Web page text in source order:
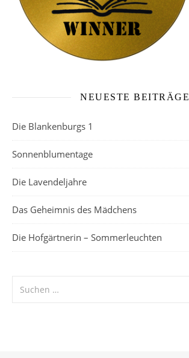
NEUESTE BEITRÄGE
Die Blankenburgs 1
Sonnenblumentage
Die Lavendeljahre
Das Geheimnis des Mädchens
Die Hofgärtnerin – Sommerleuchten